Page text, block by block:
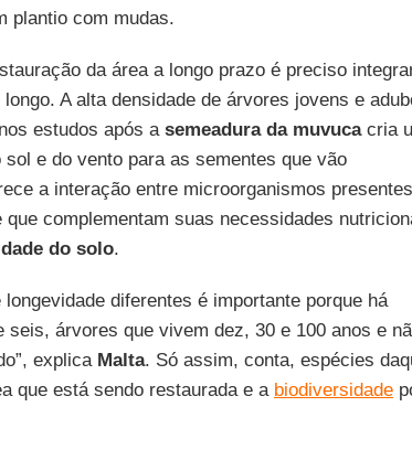
plantio com mudas.
da área a longo prazo é preciso
A alta densidade de árvores jovens e
estudos após a semeadura da muvucacria
e do vento para as sementes que vão
a interação entre microorganismos
complementam suas necessidades
do solo.
diferentes é importante porque há
árvores que vivem dez, 30 e 100 anos e
explica Malta. Só assim, conta, espécies
que está sendo restaurada e a biodiversidade